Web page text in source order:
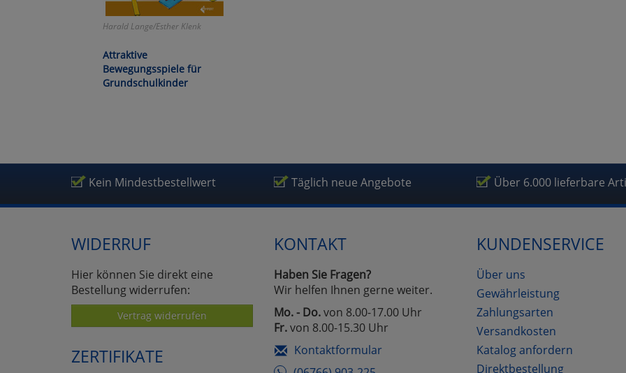
Harald Lange/Esther Klenk
Attraktive
Bewegungsspiele für
Grundschulkinder
Kein Mindestbestellwert Täglich neue Angebote Über 6.000 lieferbare
WIDERRUF
Hier können Sie direkt eine
Bestellung widerrufen:
Vertrag widerrufen
ZERTIFIKATE
KONTAKT
Haben Sie Fragen?
Wir helfen Ihnen gerne weiter.
Mo. - Do.von 8.00-17.00 Uhr
Fr.von 8.00-15.30 Uhr
Kontaktformular
KUNDENSERVICE
Über uns
Gewährleistung
Zahlungsarten
Versandkosten
Katalog anfordern
Direktbestellung